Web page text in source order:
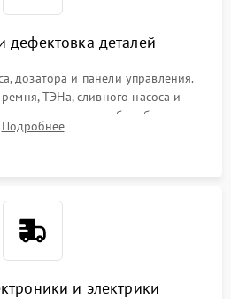
дефектовка деталей
дозатора и панели управления.
ТЭНа, сливного насоса и
подшипников барабана и
а манжеты люка на разрывы.
Подробнее
и электрики